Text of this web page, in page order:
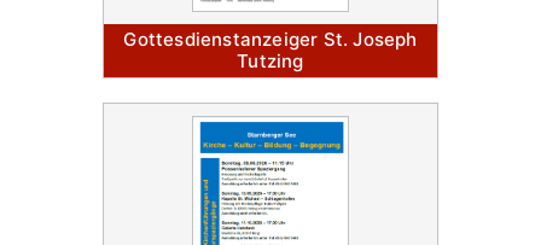
Gottesdienstanzeiger St. Joseph
Tutzing